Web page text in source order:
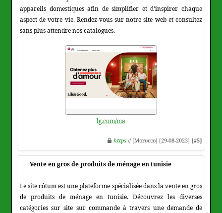
appareils domestiques afin de simplifier et d'inspirer chaque
aspect de votre vie. Rendez-vous sur notre site web et consultez
sans plus attendre nos catalogues.
lg.com/ma
https:// [Morocco] [29-08-2023] [#5]
Vente en gros de produits de ménage en tunisie
Le site côtum est une plateforme spécialisée dans la vente en gros
de produits de ménage en tunisie. Découvrez les diverses
catégories sur site sur commande à travers une demande de